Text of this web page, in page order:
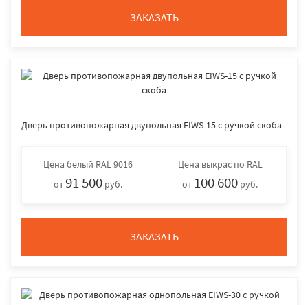
ЗАКАЗАТЬ
Дверь противопожарная двупольная EIWS-15 с ручкой скоба
Цена белый RAL 9016
от91 500 руб.
Цена выкрас по RAL
от 100 600 руб.
ЗАКАЗАТЬ